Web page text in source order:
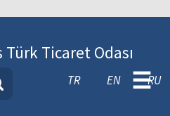
Türk Ticaret Odası
TR EN RU
☰